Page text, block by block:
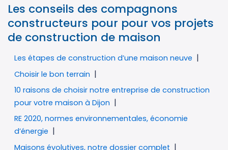
Les conseils des compagnons
constructeurs pour pour vos projets
de construction de maison
Les étapes de construction d’une maison neuve
Choisir le bon terrain
10 raisons de choisir notre entreprise de construction
pour votre maison à Dijon
RE 2020, normes environnementales, économie
d’énergie
Maisons évolutives, notre dossier complet